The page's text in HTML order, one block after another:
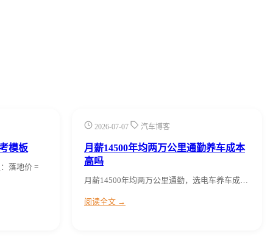
模板
落地价 =
2026-07-07 汽车博客
月薪14500年均两万公里通勤养车成本
高吗
月薪14500年均两万公里通勤，选电车养车成…
阅读全文 →